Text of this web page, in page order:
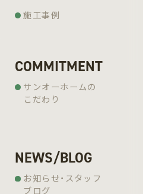
施工事例
COMMITMENT
サンオーホームの
こだわり
NEWS/BLOG
お知らせ・スタッフ
ブログ